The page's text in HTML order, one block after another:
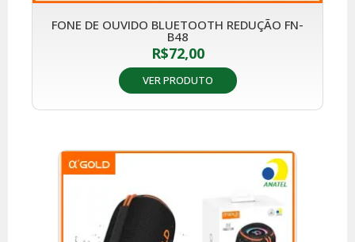
FONE DE OUVIDO BLUETOOTH REDUÇÃO FN-
B48
R$72,00
VER PRODUTO